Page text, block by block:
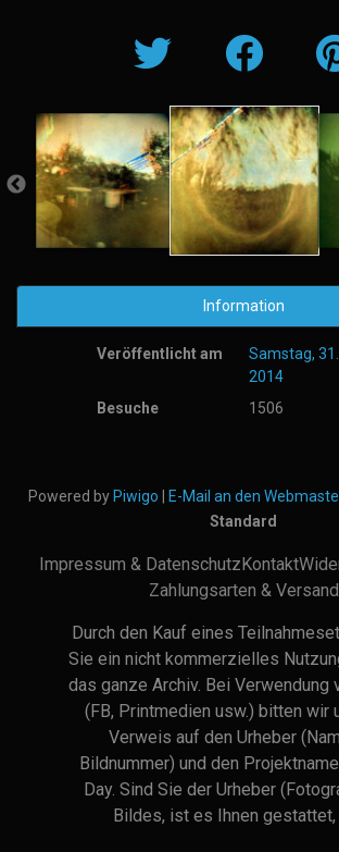
Information
Veröffentlicht am
Samstag,
2014
Besuche
1506
Powered by Piwigo E-Mail an den
Standard
Impressum & DatenschutzKontakt
Zahlungsarten & Versand
Durch den Kauf eines
Sie ein nicht kommerzielles
das ganze Archiv. Bei Verwendung
(FB, Printmedien usw.) bitten wir
Verweis auf den Urheber
Bildnummer) und den
Day. Sind Sie der Urheber
Bildes, ist es Ihnen